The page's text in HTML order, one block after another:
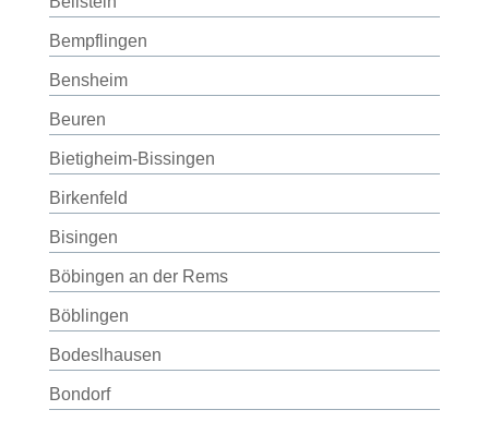
Bempflingen
Bensheim
Beuren
Bietigheim-Bissingen
Birkenfeld
Bisingen
Böbingen an der Rems
Böblingen
Bodeslhausen
Bondorf